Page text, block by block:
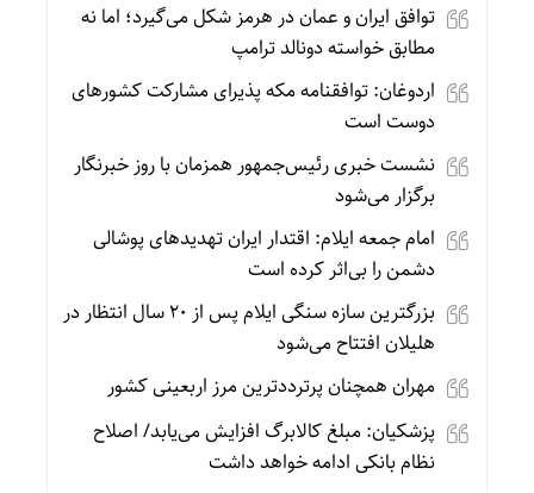
توافق ایران و عمان در هرمز شکل می‌گیرد؛ اما نه
مطابق خواسته دونالد ترامپ
اردوغان: توافقنامه مکه پذیرای مشارکت کشورهای
دوست است
نشست خبری رئیس‌جمهور همزمان با روز خبرنگار
برگزار می‌شود
امام جمعه ایلام: اقتدار ایران تهدیدهای پوشالی
دشمن را بی‌اثر کرده است
بزرگترین سازه سنگی ایلام پس از ۲۰ سال انتظار در
هلیلان افتتاح می‌شود
مهران همچنان پرترددترین مرز اربعینی کشور
پزشکیان: مبلغ کالابرگ افزایش می‌یابد/ اصلاح
نظام بانکی ادامه خواهد داشت